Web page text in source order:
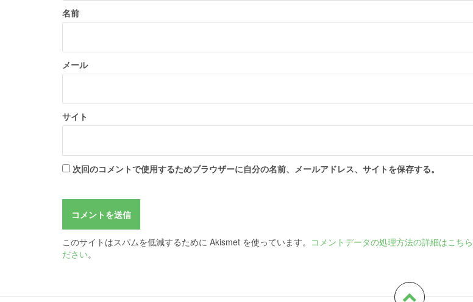
名前
メール
サイト
次回のコメントで使用するためブラウザーに自分の名前、メールアドレス、サイトを保存する。
このサイトはスパムを低減するために Akismet を使っています。 コメントデータの処理方法の詳細はこち
ださい。